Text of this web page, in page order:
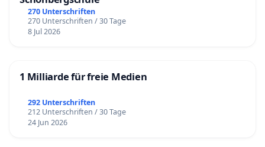
270 Unterschriften
270 Unterschriften / 30 Tage
8 Jul 2026
1 Milliarde für freie Medien
292 Unterschriften
212 Unterschriften / 30 Tage
24 Jun 2026